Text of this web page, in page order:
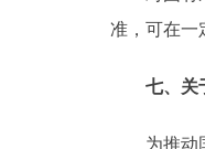
准，可在一
七、关
为推动国